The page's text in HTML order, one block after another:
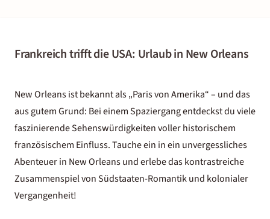
Frankreich trifft die USA: Urlaub in New Orleans
New Orleans ist bekannt als „Paris von Amerika“ – und das
aus gutem Grund: Bei einem Spaziergang entdeckst du viele
faszinierende Sehenswürdigkeiten voller historischem
französischem Einfluss. Tauche ein in ein unvergessliches
Abenteuer in New Orleans und erlebe das kontrastreiche
Zusammenspiel von Südstaaten-Romantik und kolonialer
Vergangenheit!